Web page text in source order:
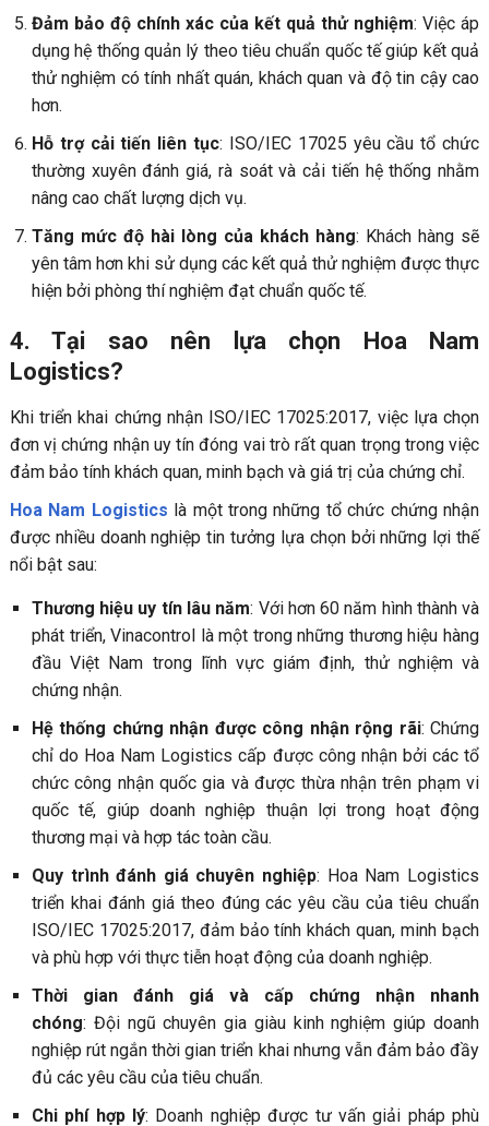
Đảm bảo độ chính xác của kết quả thử nghiệm: Việc áp
dụng hệ thống quản lý theo tiêu chuẩn quốc tế giúp kết quả
thử nghiệm có tính nhất quán, khách quan và độ tin cậy cao
hơn.
Hỗ trợ cải tiến liên tục: ISO/IEC 17025 yêu cầu tổ chức
thường xuyên đánh giá, rà soát và cải tiến hệ thống nhằm
nâng cao chất lượng dịch vụ.
Tăng mức độ hài lòng của khách hàng: Khách hàng sẽ
yên tâm hơn khi sử dụng các kết quả thử nghiệm được thực
hiện bởi phòng thí nghiệm đạt chuẩn quốc tế.
4. Tại sao nên lựa chọn Hoa Nam
Logistics?
Khi triển khai chứng nhận ISO/IEC 17025:2017, việc lựa chọn
đơn vị chứng nhận uy tín đóng vai trò rất quan trọng trong việc
đảm bảo tính khách quan, minh bạch và giá trị của chứng chỉ.
Hoa Nam Logistics là một trong những tổ chức chứng nhận
được nhiều doanh nghiệp tin tưởng lựa chọn bởi những lợi thế
nổi bật sau:
Thương hiệu uy tín lâu năm: Với hơn 60 năm hình thành và
phát triển, Vinacontrol là một trong những thương hiệu hàng
đầu Việt Nam trong lĩnh vực giám định, thử nghiệm và
chứng nhận.
Hệ thống chứng nhận được công nhận rộng rãi: Chứng
chỉ do Hoa Nam Logistics cấp được công nhận bởi các tổ
chức công nhận quốc gia và được thừa nhận trên phạm vi
quốc tế, giúp doanh nghiệp thuận lợi trong hoạt động
thương mại và hợp tác toàn cầu.
Quy trình đánh giá chuyên nghiệp: Hoa Nam Logistics
triển khai đánh giá theo đúng các yêu cầu của tiêu chuẩn
ISO/IEC 17025:2017, đảm bảo tính khách quan, minh bạch
và phù hợp với thực tiễn hoạt động của doanh nghiệp.
Thời gian đánh giá và cấp chứng nhận nhanh
chóng: Đội ngũ chuyên gia giàu kinh nghiệm giúp doanh
nghiệp rút ngắn thời gian triển khai nhưng vẫn đảm bảo đầy
đủ các yêu cầu của tiêu chuẩn.
Chi phí hợp lý: Doanh nghiệp được tư vấn giải pháp phù